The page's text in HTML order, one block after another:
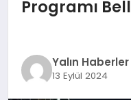
EKONOMİ
EĞİTİM
Programı
Yalın Haberler
13 Eylül 2024